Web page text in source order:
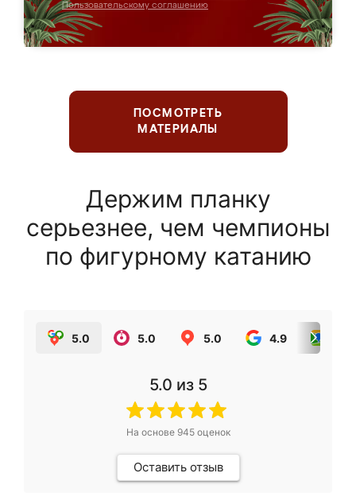
Пользовательскому соглашению
ПОСМОТРЕТЬ
МАТЕРИАЛЫ
Держим планку
серьезнее, чем чемпионы
по фигурному катанию
5.0 5.0 5.0 4.9
5.0 из 5
На основе 945оценок
Оставить отзыв